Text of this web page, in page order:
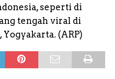
seperti di
tengah viral di
Yogyakarta. (ARP)